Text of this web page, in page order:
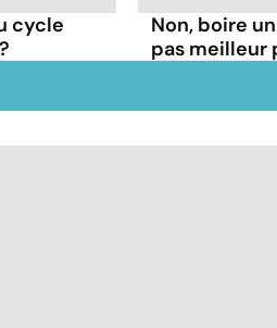
cycle
Non, boire
pas meilleur